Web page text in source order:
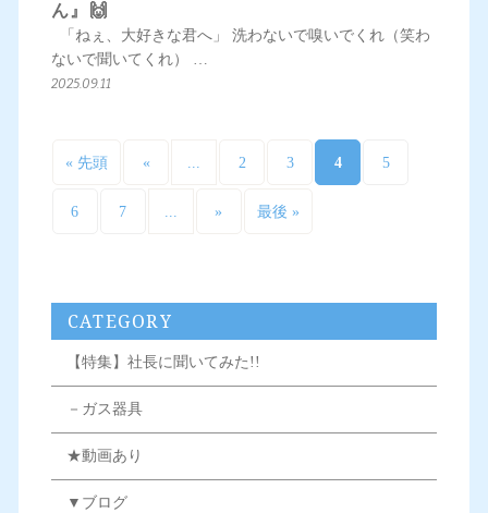
ん』🙌
「ねぇ、大好きな君へ」 洗わないで嗅いでくれ（笑わ
ないで聞いてくれ） …
2025.09.11
« 先頭 « ... 2 3 4 5
6 7 » 最後 »
CATEGORY
【特集】社長に聞いてみた!!
－ガス器具
★動画あり
▼ブログ